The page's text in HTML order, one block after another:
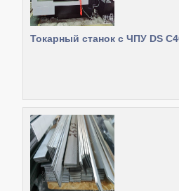
Токарный станок с ЧПУ DS